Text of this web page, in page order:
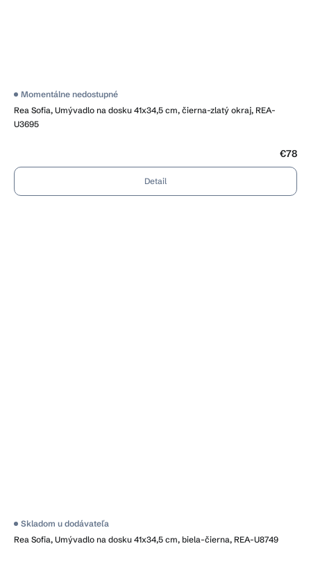
Rea Sofia, Umývadlo na dosku 41x34,5 cm, čierna-zlatý okraj, REA-
U3695
Momentálne nedostupné
€78
Detail
Rea Sofia, Umývadlo na dosku 41x34,5 cm, biela-čierna, REA-U8749
Skladom u dodávateľa